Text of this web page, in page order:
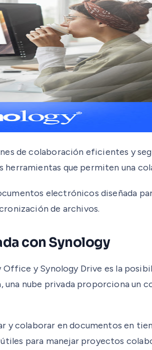
de colaboración eficientes y
que permiten una
electrónicos diseñada
de archivos.
con Synology
y Synology Drive es la
una nube privada proporciona
y colaborar en documentos en
para manejar proyectos